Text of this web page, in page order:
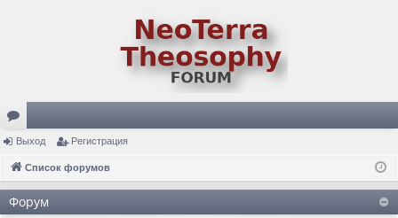
ор
ум
ы
Выход Регистрация
Список форумов
Форум